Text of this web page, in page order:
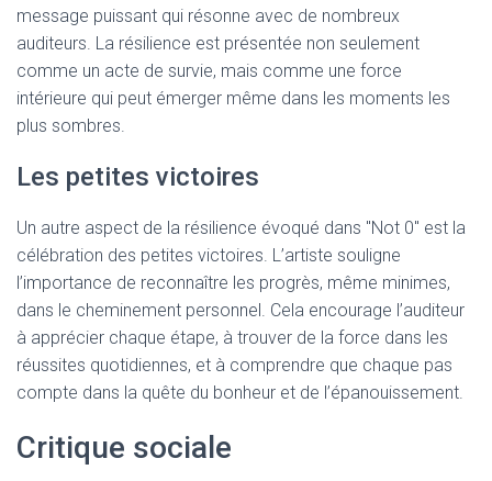
message puissant qui résonne avec de nombreux
auditeurs. La résilience est présentée non seulement
comme un acte de survie, mais comme une force
intérieure qui peut émerger même dans les moments les
plus sombres.
Les petites victoires
Un autre aspect de la résilience évoqué dans "Not 0" est la
célébration des petites victoires. L’artiste souligne
l’importance de reconnaître les progrès, même minimes,
dans le cheminement personnel. Cela encourage l’auditeur
à apprécier chaque étape, à trouver de la force dans les
réussites quotidiennes, et à comprendre que chaque pas
compte dans la quête du bonheur et de l’épanouissement.
Critique sociale